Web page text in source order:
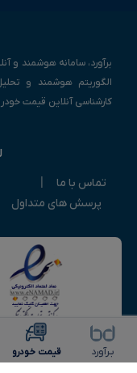
ویرایش خودرو
برآورد، سامانه هوشمند و
الگوریتم هوشمند و
کارشناسی آنلاین قیمت
تماس با ما
پرسش های متداول
بـرآورد قیمت خـودرو